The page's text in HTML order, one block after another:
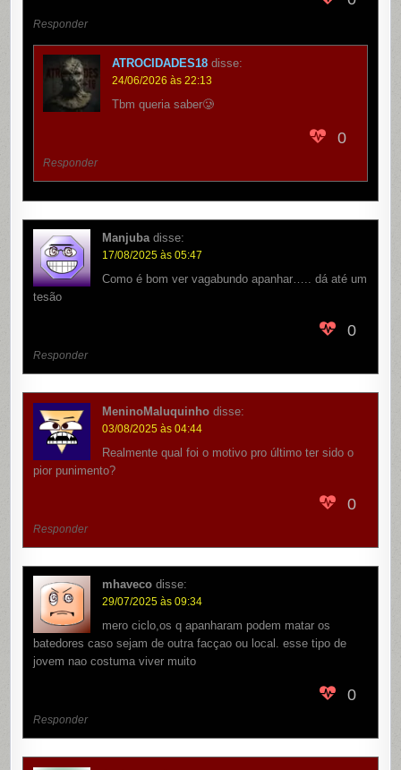
Responder
ATROCIDADES18 disse:
24/06/2026 às 22:13
Tbm queria saber🥲
0
Responder
Manjuba disse:
17/08/2025 às 05:47
Como é bom ver vagabundo apanhar….. dá até um
tesão
0
Responder
MeninoMaluquinho disse:
03/08/2025 às 04:44
Realmente qual foi o motivo pro último ter sido o
pior punimento?
0
Responder
mhaveco disse:
29/07/2025 às 09:34
mero ciclo,os q apanharam podem matar os
batedores caso sejam de outra facçao ou local. esse tipo de
jovem nao costuma viver muito
0
Responder